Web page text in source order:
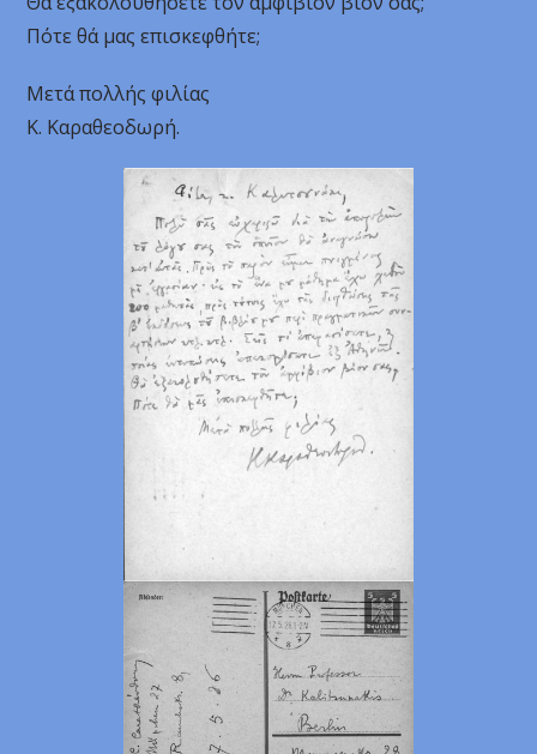
Πότε θά μας επισκεφθήτε;
Μετά πολλής φιλίας
Κ. Καραθεοδωρή.